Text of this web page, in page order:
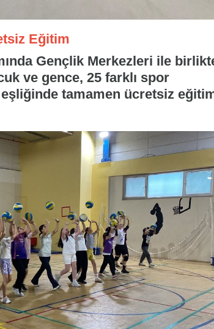
Eğitim
Gençlik Merkezleri ile
ve gence, 25 farklı spor
tamamen ücretsiz